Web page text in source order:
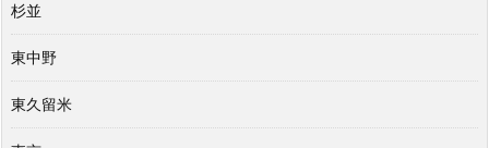
杉並
東中野
東久留米